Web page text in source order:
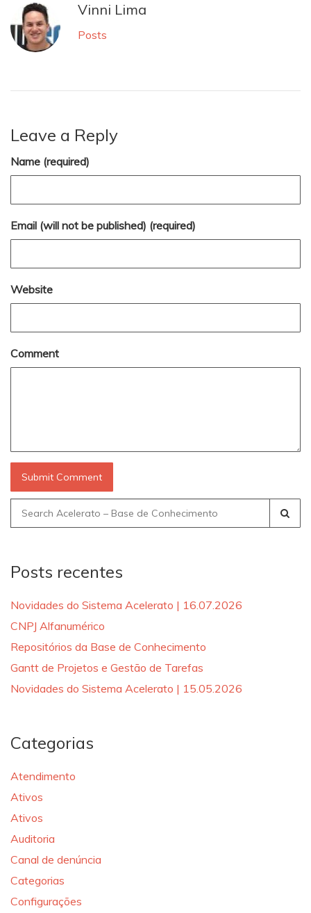
Vinni Lima
Posts
Leave a Reply
Name (required)
Email (will not be published) (required)
Website
Comment
Search
for:
Posts recentes
Novidades do Sistema Acelerato | 16.07.2026
CNPJ Alfanumérico
Repositórios da Base de Conhecimento
Gantt de Projetos e Gestão de Tarefas
Novidades do Sistema Acelerato | 15.05.2026
Categorias
Atendimento
Ativos
Ativos
Auditoria
Canal de denúncia
Categorias
Configurações